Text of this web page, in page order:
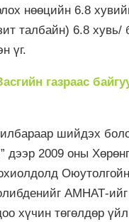
нөөцийн 6.8
талбайн) 6.8 хувь/
үг.
газраас
шийдэх
2009 оны
АМНАТ-
хүчин төгөлдөр